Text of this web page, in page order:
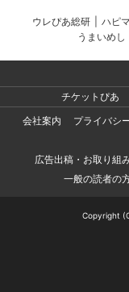
ウレぴあ総研 ハピ
うまいめし
チケットぴあ
会社案内
プライバシ
広告出稿・お取り組
一般の読者の
Copyright